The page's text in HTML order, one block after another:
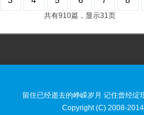
共有910篇，显示31页
留住已经逝去的峥嵘岁月 记住曾经绽
Copyright (C) 2008-